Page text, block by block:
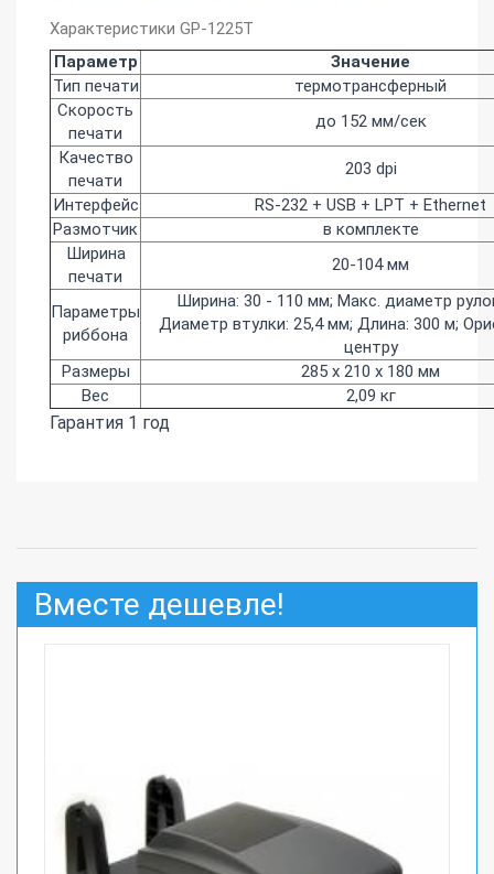
Характеристики GP-1225T
Параметр
Значение
Тип печати
термотрансферный
Скорость
печати
до 152 мм/сек
Качество
печати
203 dpi
Интерфейс
RS-232 + USB + LPT + Ethernet
Размотчик
в комплекте
Ширина
печати
20-104 мм
Параметры
риббона
Ширина: 30 - 110 мм; Макс. диаметр
Диаметр втулки: 25,4 мм; Длина: 300 м;
центру
Размеры
285 x 210 x 180 мм
Вес
2,09 кг
Гарантия 1 год
Вместе дешевле!